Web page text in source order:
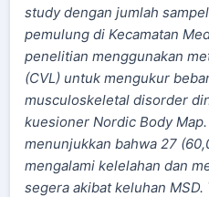
study dengan jumlah
pemulung di Kecamatan
penelitian menggunakan
(CVL) untuk mengukur
musculoskeletal disorder
kuesioner Nordic Body
menunjukkan bahwa 27
mengalami kelelahan dan
segera akibat keluhan